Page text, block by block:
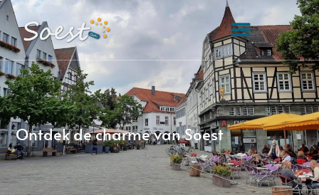
Ontdek de charme van Soest